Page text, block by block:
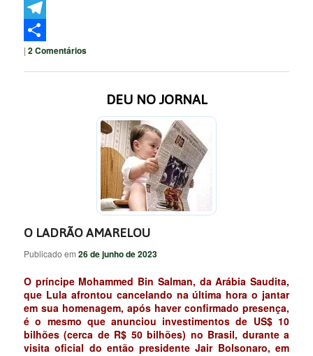
WhatsApp
Telegram
Share
|2Comentários
DEU NO JORNAL
O LADRÃO AMARELOU
Publicado em26 de junho de 2023
O príncipe Mohammed Bin Salman, da Arábia Saudita,
que Lula afrontou cancelando na última hora o jantar
em sua homenagem, após haver confirmado presença,
é o mesmo que anunciou investimentos de US$ 10
bilhões (cerca de R$ 50 bilhões) no Brasil, durante a
visita oficial do então presidente Jair Bolsonaro, em